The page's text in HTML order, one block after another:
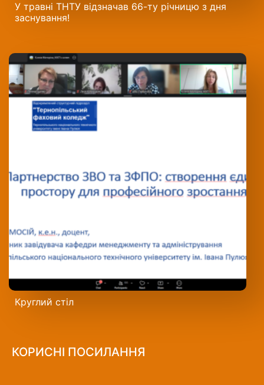
У травні ТНТУ відзначав 66-ту річницю з дня
заснування!
Круглий стіл
КОРИСНІ ПОСИЛАННЯ